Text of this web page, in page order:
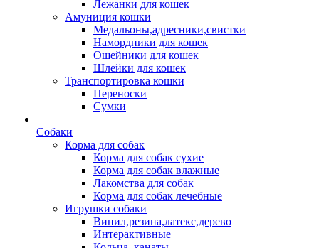
Лежанки для кошек
Амуниция кошки
Медальоны,адресники,свистки
Намордники для кошек
Ошейники для кошек
Шлейки для кошек
Транспортировка кошки
Переноски
Сумки
Собаки
Корма для собак
Корма для собак сухие
Корма для собак влажные
Лакомства для собак
Корма для собак лечебные
Игрушки собаки
Винил,резина,латекс,дерево
Интерактивные